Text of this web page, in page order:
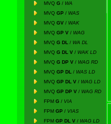
MVQ G / WA
MVQ GP / WAS
MVQ GV / WAK
MVQ GP V / WAG
MVQ G DL / WA DL
MVQ G DL V / WAK LD
MVQ G DP V / WAG RD
MVQ GP DL / WAS LD
MVQ GP DL V / WAG LD
MVQ GP DP V / WAG RD
FPM G / VIA
FPM GP / VIAS
FPM GP DL V / WAG LD